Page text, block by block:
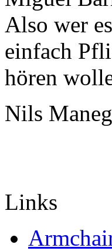
Also wer
einfach
hören
Nils
Links